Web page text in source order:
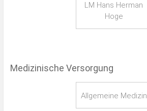
LM Hans Herman
Hoge
Medizinische Versorgung
Allgemeine Medizin